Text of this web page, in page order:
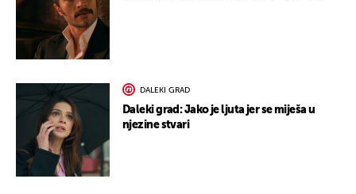
DALEKI GRAD
Daleki grad: Jako je ljuta jer se miješa u
njezine stvari